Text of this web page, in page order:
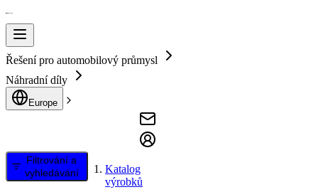
Řešení pro automobilový průmysl
Náhradní díly
Europe
Filtrování a
vyhledávání
Katalog
výrobků